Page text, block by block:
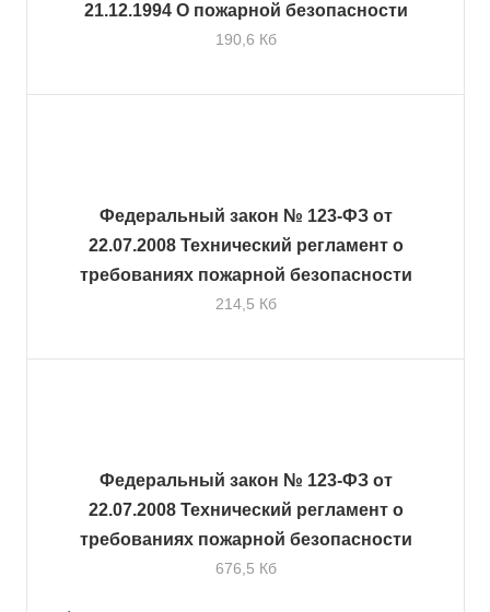
21.12.1994 О пожарной безопасности
190,6 Кб
Федеральный закон № 123-ФЗ от
22.07.2008 Технический регламент о
требованиях пожарной безопасности
214,5 Кб
Федеральный закон № 123-ФЗ от
22.07.2008 Технический регламент о
требованиях пожарной безопасности
676,5 Кб
.